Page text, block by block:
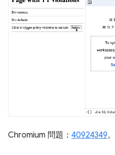
Chromium 問題： 40924349。